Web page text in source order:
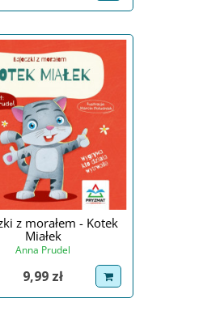
z morałem - Kotek
Miałek
Anna Prudel
product
Cena
9,99 zł dodaj do koszyka